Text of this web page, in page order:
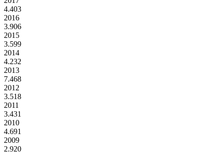
4.403
2016
3.906
2015
3.599
2014
4.232
2013
7.468
2012
3.518
2011
3.431
2010
4.691
2009
2.920